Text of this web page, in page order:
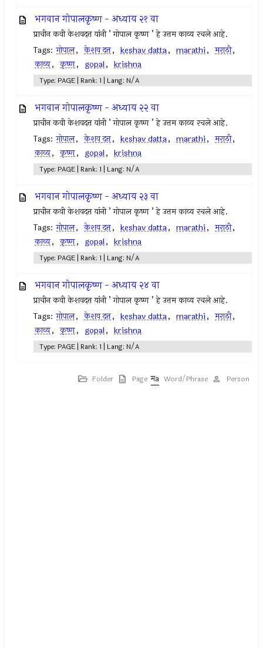
भगवान गोपालकृष्ण - अध्याय २१ वा
प्राचीन कवी केशवदत्त यांनी ’ गोपाल कृष्ण ’ हे उत्तम काव्य रचले आहे.
Tags: गोपाल, केशव दत्त, keshav datta, marathi, मराठी,
काव्य, कृष्ण, gopal, krishna
Type: PAGE | Rank: 1 | Lang: N/A
भगवान गोपालकृष्ण - अध्याय २२ वा
प्राचीन कवी केशवदत्त यांनी ’ गोपाल कृष्ण ’ हे उत्तम काव्य रचले आहे.
Tags: गोपाल, केशव दत्त, keshav datta, marathi, मराठी,
काव्य, कृष्ण, gopal, krishna
Type: PAGE | Rank: 1 | Lang: N/A
भगवान गोपालकृष्ण - अध्याय २३ वा
प्राचीन कवी केशवदत्त यांनी ’ गोपाल कृष्ण ’ हे उत्तम काव्य रचले आहे.
Tags: गोपाल, केशव दत्त, keshav datta, marathi, मराठी,
काव्य, कृष्ण, gopal, krishna
Type: PAGE | Rank: 1 | Lang: N/A
भगवान गोपालकृष्ण - अध्याय २४ वा
प्राचीन कवी केशवदत्त यांनी ’ गोपाल कृष्ण ’ हे उत्तम काव्य रचले आहे.
Tags: गोपाल, केशव दत्त, keshav datta, marathi, मराठी,
काव्य, कृष्ण, gopal, krishna
Type: PAGE | Rank: 1 | Lang: N/A
Folder Page Word/Phrase Person